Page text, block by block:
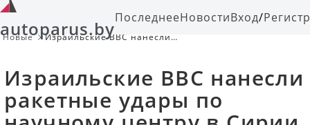
autoparus.byПоследнееНовостиВход/
Новые
Израильские ВВС нанесли
Израильские ВВС нанесли
ракетные удары по